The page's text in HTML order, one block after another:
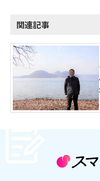
関連記事